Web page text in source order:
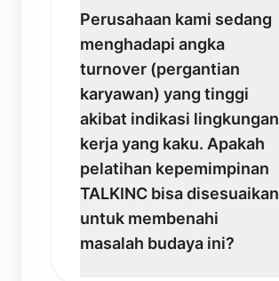
Perusahaan kami sedang
menghadapi angka
turnover (pergantian
karyawan) yang tinggi
akibat indikasi lingkungan
kerja yang kaku. Apakah
pelatihan kepemimpinan
TALKINC bisa disesuaikan
untuk membenahi
masalah budaya ini?